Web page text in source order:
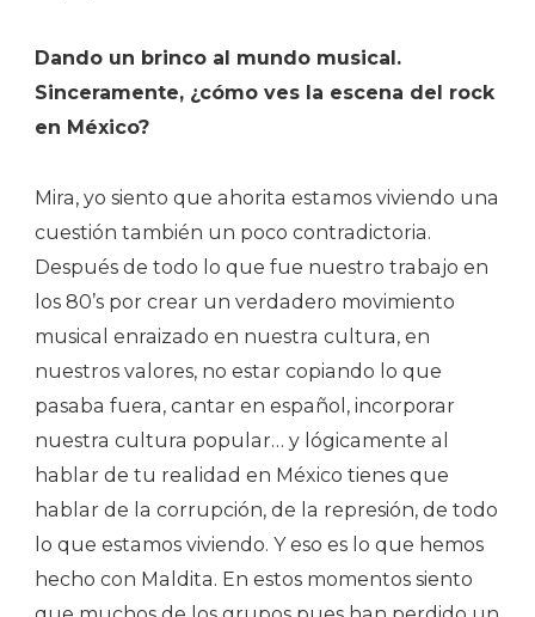
Dando un brinco al mundo musical.
Sinceramente, ¿cómo ves la escena del rock
en México?
Mira, yo siento que ahorita estamos viviendo una
cuestión también un poco contradictoria.
Después de todo lo que fue nuestro trabajo en
los 80’s por crear un verdadero movimiento
musical enraizado en nuestra cultura, en
nuestros valores, no estar copiando lo que
pasaba fuera, cantar en español, incorporar
nuestra cultura popular… y lógicamente al
hablar de tu realidad en México tienes que
hablar de la corrupción, de la represión, de todo
lo que estamos viviendo. Y eso es lo que hemos
hecho con Maldita. En estos momentos siento